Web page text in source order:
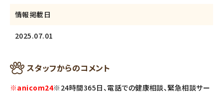
情報掲載日
2025.07.01
スタッフからのコメント
※anicom24※24時間365日、電話での健康相談、緊急相談サー